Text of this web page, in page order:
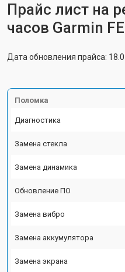
Прайс лист на
часов Garmin
Дата обновления прайса:
Поломка
Диагностика
Замена стекла
Замена динамика
Обновление ПО
Замена вибро
Замена аккумулятора
Замена экрана